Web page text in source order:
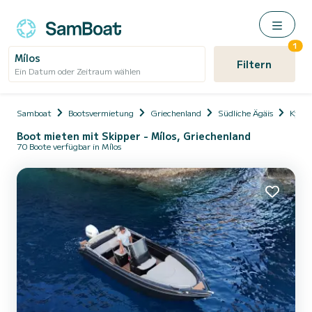
Mílos
Ein Datum oder Zeitraum wählen Filtern
1
Samboat Bootsvermietung Griechenland Südliche Ägäis
Boot mieten mit Skipper - Mílos, Griechenland
70 Boote verfügbar in Mílos